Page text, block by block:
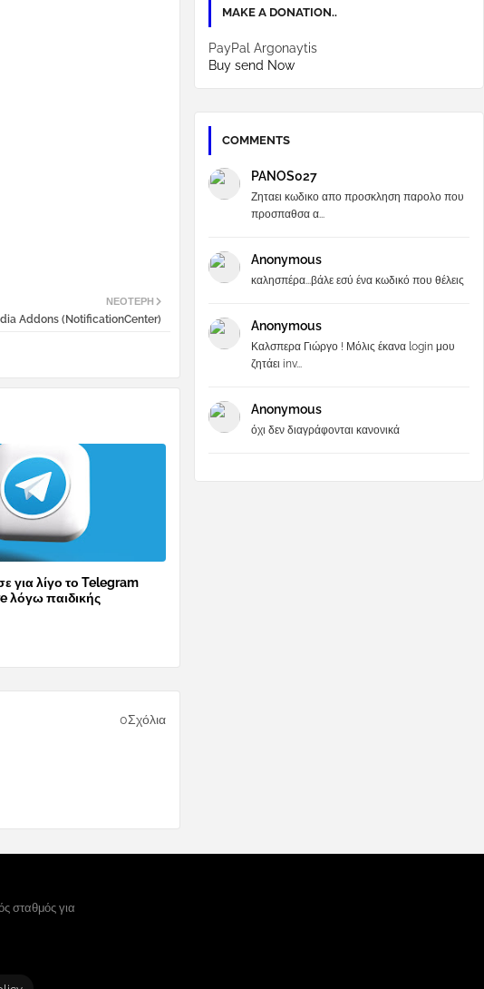
ΝΕΌΤΕΡΗ
Addons (NotificationCenter)
για λίγο το Telegram
λόγω παιδικής
0Σχόλια
MAKE A DONATION..
PayPal Argonaytis
Buy send Now
COMMENTS
PANOS027
Ζηταει κωδικο απο προσκληση παρολο που
προσπαθσα α...
Anonymous
καλησπέρα...βάλε εσύ ένα κωδικό που θέλεις
Anonymous
Καλσπερα Γιώργο ! Μόλις έκανα login μου
ζητάει inv...
Anonymous
όχι δεν διαγράφονται κανονικά
σταθμός για